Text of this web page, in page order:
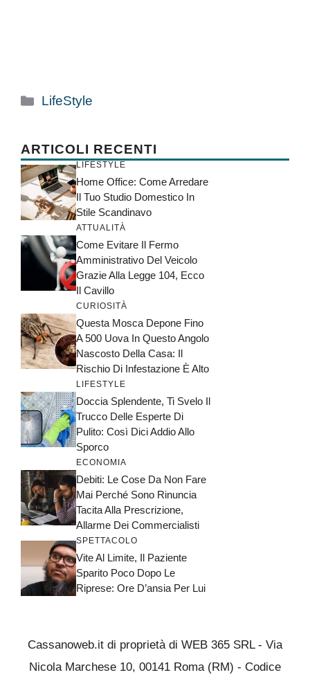
Categorie
LifeStyle
ARTICOLI RECENTI
LIFESTYLE
Home Office: Come Arredare
Il Tuo Studio Domestico In
Stile Scandinavo
ATTUALITÀ
Come Evitare Il Fermo
Amministrativo Del Veicolo
Grazie Alla Legge 104, Ecco
Il Cavillo
CURIOSITÀ
Questa Mosca Depone Fino
A 500 Uova In Questo Angolo
Nascosto Della Casa: Il
Rischio Di Infestazione È Alto
LIFESTYLE
Doccia Splendente, Ti Svelo Il
Trucco Delle Esperte Di
Pulito: Così Dici Addio Allo
Sporco
ECONOMIA
Debiti: Le Cose Da Non Fare
Mai Perché Sono Rinuncia
Tacita Alla Prescrizione,
Allarme Dei Commercialisti
SPETTACOLO
Vite Al Limite, Il Paziente
Sparito Poco Dopo Le
Riprese: Ore D’ansia Per Lui
Cassanoweb.it di proprietà di WEB 365 SRL - Via
Nicola Marchese 10, 00141 Roma (RM) - Codice